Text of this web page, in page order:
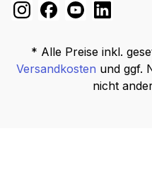
* Alle Preise inkl.
Versandkosten und ggf.
nicht